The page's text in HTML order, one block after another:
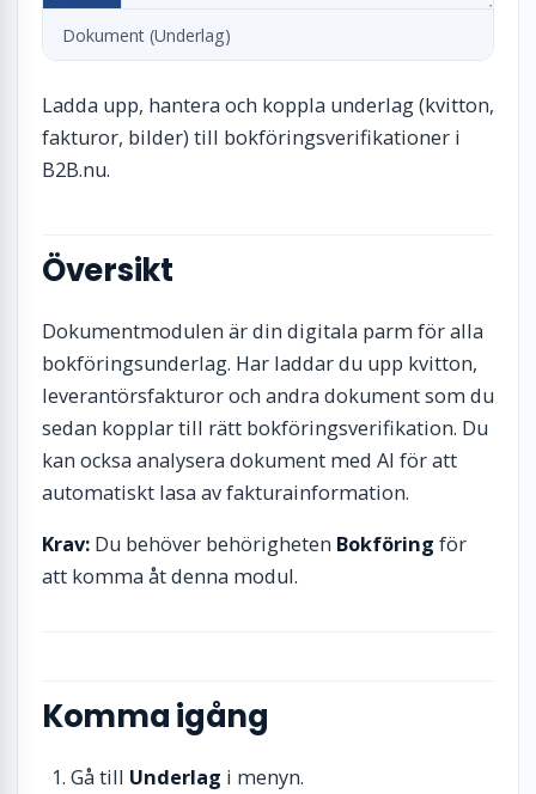
Dokument (Underlag)
Ladda upp, hantera och koppla underlag (kvitton,
fakturor, bilder) till bokföringsverifikationer i
B2B.nu.
Översikt
Dokumentmodulen är din digitala parm för alla
bokföringsunderlag. Har laddar du upp kvitton,
leverantörsfakturor och andra dokument som du
sedan kopplar till rätt bokföringsverifikation. Du
kan ocksa analysera dokument med AI för att
automatiskt lasa av fakturainformation.
Krav: Du behöver behörigheten Bokföring för
att komma åt denna modul.
Komma igång
Gå till Underlag i menyn.